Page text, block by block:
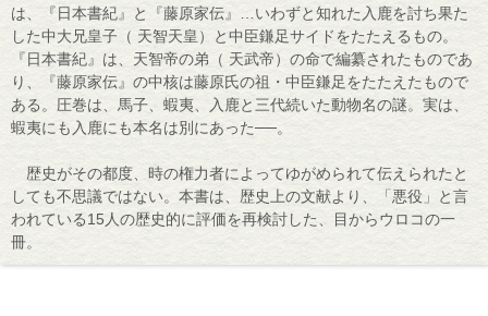
は、『日本書紀』と『藤原家伝』…いわずと知れた入鹿を討ち果た
した中大兄皇子（ 天智天皇）と中臣鎌足サイドをたたえるもの。
『日本書紀』は、天智帝の弟（ 天武帝）の命で編纂されたものであ
り、『藤原家伝』の中核は藤原氏の祖・中臣鎌足をたたえたもので
ある。圧巻は、馬子、蝦夷、入鹿と三代続いた動物名の謎。実は、
蝦夷にも入鹿にも本名は別にあった──。
歴史がその都度、時の権力者によってゆがめられて伝えられたと
しても不思議ではない。本書は、歴史上の文献より、「悪役」と言
われている15人の歴史的に評価を再検討した、目からウロコの一
冊。